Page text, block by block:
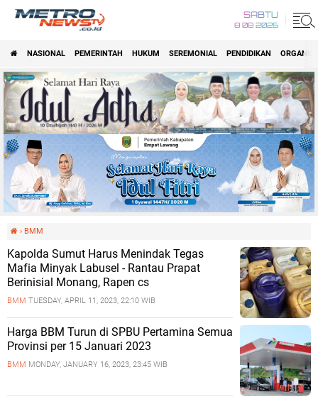
SABTU
8 08 2026
NASIONAL PEMERINTAH HUKUM SEREMONIAL PENDIDIKAN
› BMM
Kapolda Sumut Harus Menindak Tegas
Mafia Minyak Labusel - Rantau Prapat
Berinisial Monang, Rapen cs
BMM TUESDAY, APRIL 11, 2023, 22:10 WIB
Harga BBM Turun di SPBU Pertamina Semua
Provinsi per 15 Januari 2023
BMM MONDAY, JANUARY 16, 2023, 23:45 WIB